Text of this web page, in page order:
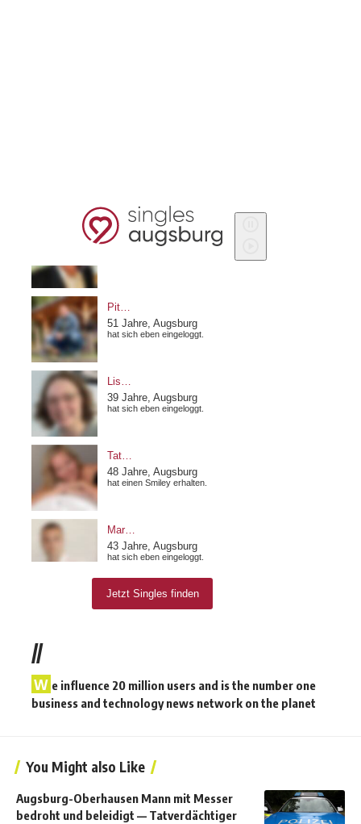
//
W e influence 20 million users and is the number one
business and technology news network on the planet
You Might also Like
Augsburg-Oberhausen Mann mit Messer
bedroht und beleidigt — Tatverdächtiger